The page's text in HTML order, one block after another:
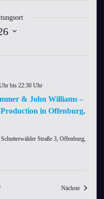
& John Williams –
in Offenburg,
bis 22:30 Uhr
Schutterwälder Straße 3, Offenburg,
Nächste